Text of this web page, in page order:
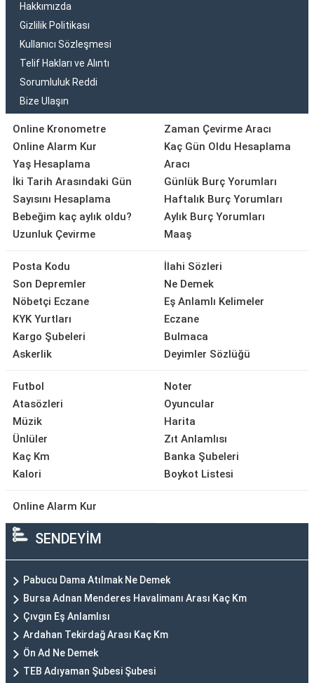
Hakkımızda
Gizlilik Politikası
Kullanıcı Sözleşmesi
Telif Hakları ve Alıntı
Sorumluluk Reddi
Bize Ulaşın
Online Kronometre
Online Alarm Kur
Yaş Hesaplama
İki Tarih Arasındaki Gün
Sayısını Hesaplama
Bebeğim kaç aylık oldu?
Uzunluk Çevirme
Zaman Çevirme Aracı
Kaç Gün Oldu Hesaplama
Aracı
Günlük Burç Yorumları
Haftalık Burç Yorumları
Aylık Burç Yorumları
Maaş
Posta Kodu
Son Depremler
Nöbetçi Eczane
KYK Yurtları
Kargo Şubeleri
Askerlik
İlahi Sözleri
Ne Demek
Eş Anlamlı Kelimeler
Eczane
Bulmaca
Deyimler Sözlüğü
Futbol
Atasözleri
Müzik
Ünlüler
Kaç Km
Kalori
Noter
Oyuncular
Harita
Zıt Anlamlısı
Banka Şubeleri
Boykot Listesi
Online Alarm Kur
SENDEYİM
Pabucu Dama Atılmak Ne Demek
Bursa Adnan Menderes Havalimanı Arası Kaç Km
Çıvgın Eş Anlamlısı
Ardahan Tekirdağ Arası Kaç Km
Ön Ad Ne Demek
TEB Adıyaman Şubesi Şubesi